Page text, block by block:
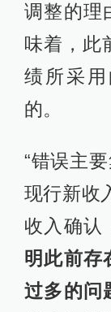
调整的理
味着，此
绩所采
的。
“错误主
现行新收
收入确认
明此前存
过多的问